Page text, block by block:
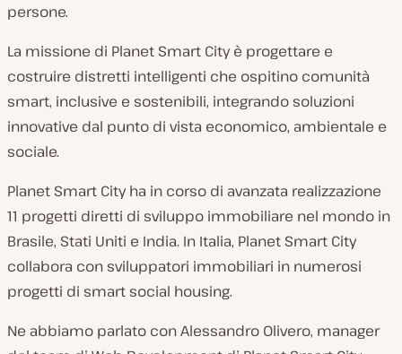
persone.
La missione di Planet Smart City è progettare e
costruire distretti intelligenti che ospitino comunità
smart, inclusive e sostenibili, integrando soluzioni
innovative dal punto di vista economico, ambientale e
sociale.
Planet Smart City ha in corso di avanzata realizzazione
11 progetti diretti di sviluppo immobiliare nel mondo in
Brasile, Stati Uniti e India. In Italia, Planet Smart City
collabora con sviluppatori immobiliari in numerosi
progetti di smart social housing.
Ne abbiamo parlato con Alessandro Olivero, manager